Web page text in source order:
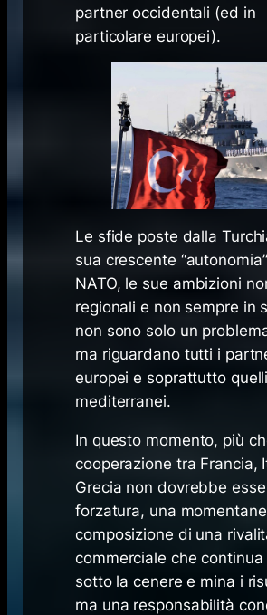
partner occidentali (ed in
particolare europei).
Le sfide poste dalla
sua crescente
NATO, le sue ambizioni
regionali e non sempre in
non sono solo un
ma riguardano tutti i
europei e soprattutto quelli
mediterranei.
In questo momento, più
cooperazione tra Francia,
Grecia non dovrebbe
forzatura, una
composizione di una
commerciale che continua
sotto la cenere e mina i
ma una responsabilità